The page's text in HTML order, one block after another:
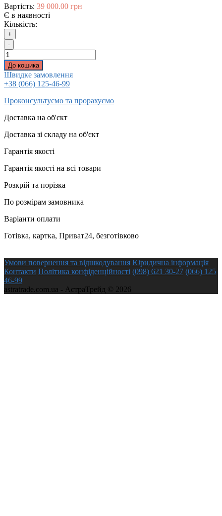
Вартість: 39 000.00 грн
Є в наявності
Кількість:
+
-
До кошика
Швидке замовлення
+38 (066) 125-46-99
Проконсультуємо та прорахуємо
Доставка на об'єкт
Доставка зі складу на об'єкт
Гарантія якості
Гарантія якості на всі товари
Розкрій та порізка
По розмірам замовника
Варіанти оплати
Готівка, картка, Приват24, безготівково
Умови повернення та відшкодування Юридична інформація
Контакти Політика конфіденційності (098) 621 30-27 (066) 125
46-99
astratrade.com.ua - АстраТрейд © 2026